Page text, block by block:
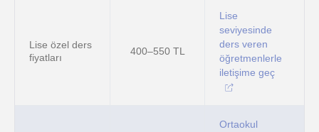
Lise özel ders
fiyatları
400–550 TL
Lise
seviyesinde
ders veren
öğretmenlerle
iletişime geç
Ortaokul